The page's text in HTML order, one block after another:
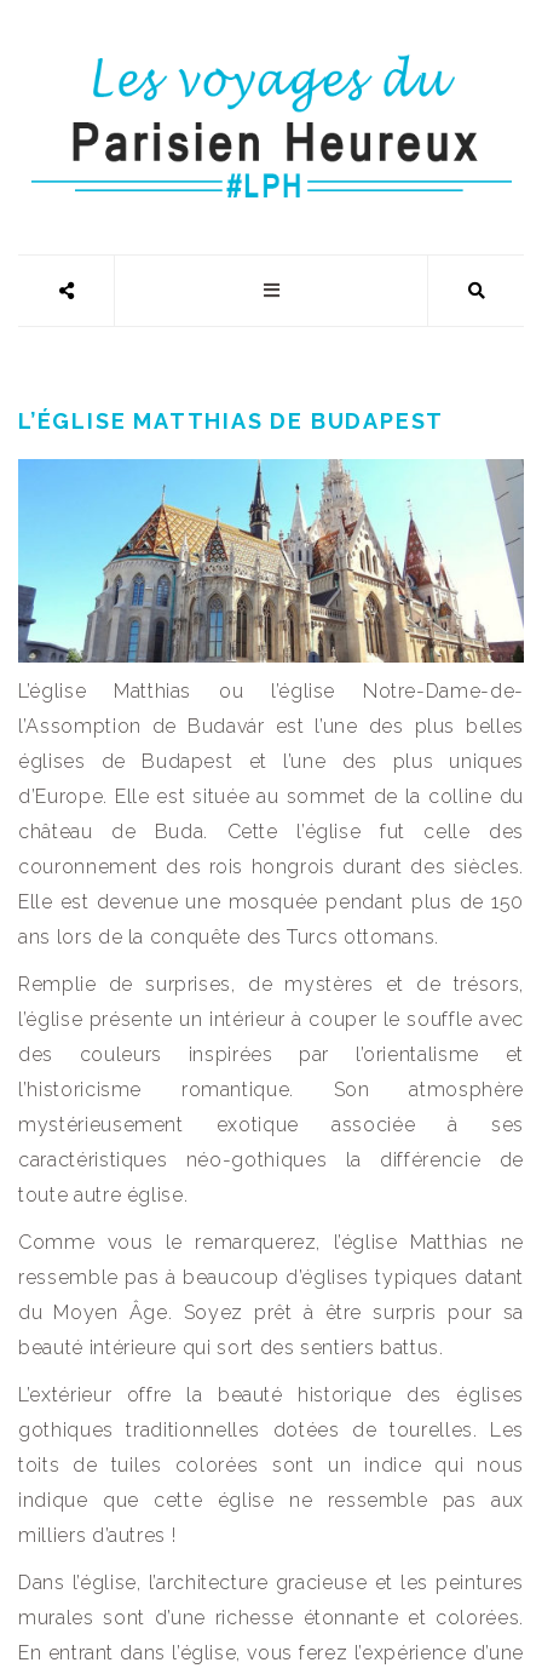
L’ÉGLISE MATTHIAS DE BUDAPEST
L’église Matthias ou l’église Notre-Dame-de-
l’Assomption de Budavár est l’une des plus belles
églises de Budapest et l’une des plus uniques
d’Europe. Elle est située au sommet de la colline du
château de Buda. Cette l’église fut celle des
couronnement des rois hongrois durant des siècles.
Elle est devenue une mosquée pendant plus de 150
ans lors de la conquête des Turcs ottomans.
Remplie de surprises, de mystères et de trésors,
l’église présente un intérieur à couper le souffle avec
des couleurs inspirées par l’orientalisme et
l’historicisme romantique. Son atmosphère
mystérieusement exotique associée à ses
caractéristiques néo-gothiques la différencie de
toute autre église.
Comme vous le remarquerez, l’église Matthias ne
ressemble pas à beaucoup d’églises typiques datant
du Moyen Âge. Soyez prêt à être surpris pour sa
beauté intérieure qui sort des sentiers battus.
L’extérieur offre la beauté historique des églises
gothiques traditionnelles dotées de tourelles. Les
toits de tuiles colorées sont un indice qui nous
indique que cette église ne ressemble pas aux
milliers d’autres !
Dans l’église, l’architecture gracieuse et les peintures
murales sont d’une richesse étonnante et colorées.
En entrant dans l’église, vous ferez l’expérience d’une